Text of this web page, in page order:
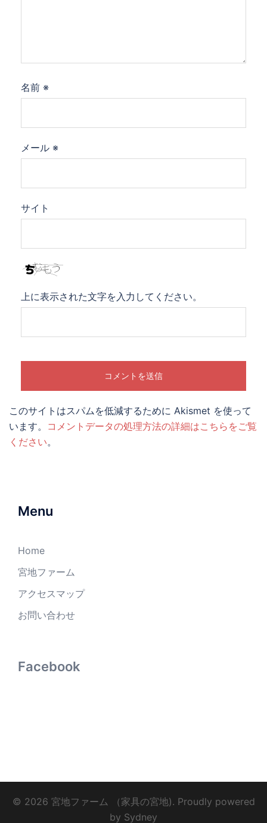
名前 ※
メール ※
サイト
上に表示された文字を入力してください。
このサイトはスパムを低減するために Akismet を使って
います。 コメントデータの処理方法の詳細はこちらをご覧
ください。
Menu
Home
宮地ファーム
アクセスマップ
お問い合わせ
Facebook
© 2026 宮地ファーム （家具の宮地). Proudly powered
by Sydney